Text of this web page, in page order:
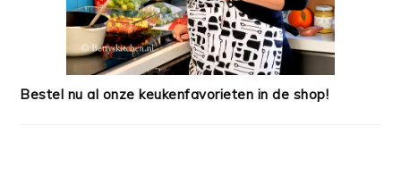
Bestel nu al onze keukenfavorieten in de shop!